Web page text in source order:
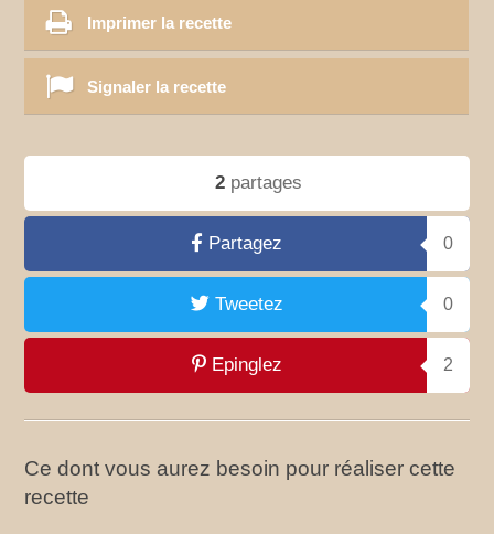
Imprimer la recette
Signaler la recette
2partages
Partagez 0
Tweetez 0
Epinglez 2
Ce dont vous aurez besoin pour réaliser cette
recette